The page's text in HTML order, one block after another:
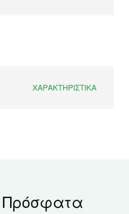
ΧΑΡΑΚΤΗΡΙΣΤΙΚΆ
Πρόσφατα